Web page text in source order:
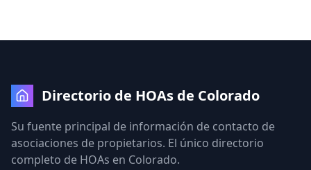
Directorio de HOAs de Colorado
Su fuente principal de información de contacto de
asociaciones de propietarios. El único directorio
completo de HOAs en Colorado.